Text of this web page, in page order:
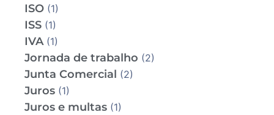
ISO (1)
ISS (1)
IVA(1)
Jornada de trabalho (2)
Junta Comercial (2)
Juros (1)
Juros e multas (1)